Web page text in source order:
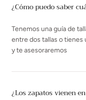
¿Cómo puedo saber
Tenemos una guía de
entre dos tallas o tienes
y te asesoraremos
¿Los zapatos vienen